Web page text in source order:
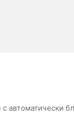
автоматически